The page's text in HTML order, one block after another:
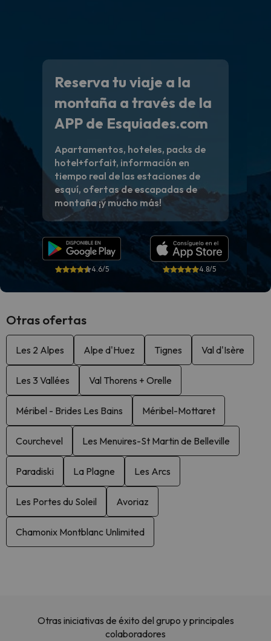
Reserva tu viaje a la
montaña a través de la
APP de Esquiades.com
Apartamentos, hoteles, packs de
hotel+forfait, información en
tiempo real de las estaciones de
esquí, ofertas de escapadas de
montaña ¡y mucho más!
4.6/5 4.8/5
Otras ofertas
Les 2 Alpes Alpe d'Huez Tignes Val d'Isère
Les 3 Vallées Val Thorens + Orelle
Méribel - Brides Les Bains Méribel-Mottaret
Courchevel Les Menuires-St Martin de Belleville
Paradiski La Plagne Les Arcs
Les Portes du Soleil Avoriaz
Chamonix Montblanc Unlimited
Otras iniciativas de éxito del grupo y principales
colaboradores